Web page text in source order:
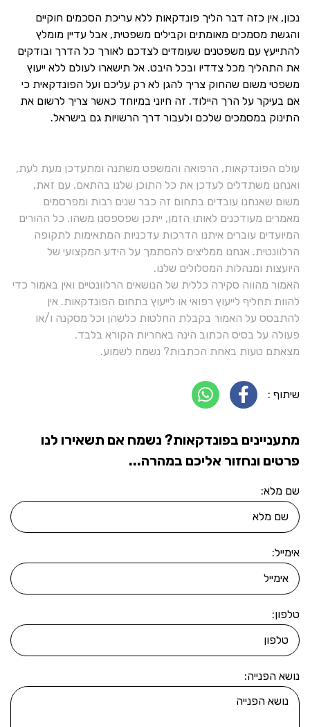
נכון, אין כזה דבר הליך פונדקאות ללא עריכת הסכמים חוקיים
והגשת מסמכים מאומתים וקבילים משפטית, אבל עדיין מומלץ
להתייעץ עם משפטנים שעומדים לצדכם לאורך כל הדרך ובודקים
את התהליך מכל צדדיו ובכל היבט. אל תישארו לעולם ללא ייעוץ
משפטי משום שהחוק צריך להגן לא רק עליכם ועל הפונדקאית כי
אם בעיקר על הרך היילוד. זה חיוני במיוחד כאשר צריך לרשום את
התינוק במסמכים שלכם ולעבור דרך הרשויות גם בישראל.
עולם הפונדקאות, הרפואה והמשפט משתנה ומתעדכן מעת לעת,
ואנחנו משתדלים לעדכן את כל התוכן שלנו בהתאם. עם זאת,
משום שאנחנו עובדים בתחום זה כבר שנים רבות ומפרסמים
מאמרים מעודכנים לאותו הזמן, ייתכן שפספסנו משהו. כל ההורים
המיועדים עוברים איתנו הדרכות עדכניות המתאימות לתקופה
הרלוונטית. אנחנו ממליצים להסתמך על הידע המקצועי של
היועצות ומנהלות המסלולים שלנו.
האמור מהווה סקירה כללית של הנושאים הרלוונטיים ואין באמור כדי
להוות תחליף לייעוץ רפואי או לייעוץ בתחום הפונדקאות. אין
להתבסס על האמור בקבלת החלטות כלשהן וכל מסקנה ו/או
פעולה על בסיס הכתוב הינה באחריות הקורא בלבד.
מצאתם טעות באחת הכתבות? נשמח לשמוע.
שיתוף :
מתעניינים בפונדקאות? נשמח אם תשאירו לנו
פרטים ונחזור אליכם במהרה...
שם מלא:
אימייל:
טלפון:
נושא הפנייה: